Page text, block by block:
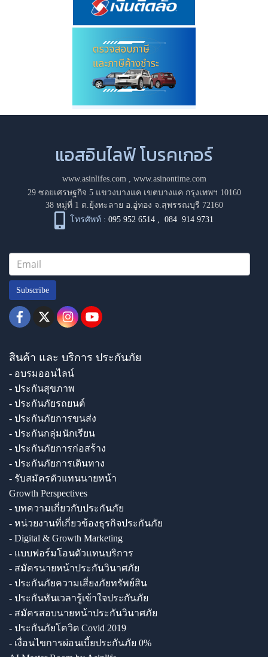
แอสอินไลฟ์ โบรคเกอร์
www.asinlifes.com, www.asinontime.com
29 ซอยเศรษฐกิจ 5 แขวงบางแค เขตบางแค กรุงเทพฯ 10160
38 หมู่ที่ 1 ต.ยุ้งทะลาย อ.อู่ทอง จ.สุพรรณบุรี 72160
โทรศัพท์ : 095 952 6514 ,084 914 9731
Subscribe
สินค้า และ บริการ ประกันภัย
- อบรมออนไลน์
- ประกันสุขภาพ
- ประกันภัยรถยนต์
- ประกันภัยการขนส่ง
- ประกันกลุ่มนักเรียน
- ประกันภัยการก่อสร้าง
- ประกันภัยการเดินทาง
- รับสมัครตัวแทนนายหน้า
Growth Perspectives
- บทความเกี่ยวกับประกันภัย
- หน่วยงานที่เกี่ยวข้องธุรกิจประกันภัย
- Digital & Growth Marketing
- แบบฟอร์มโอนตัวแทนบริการ
- สมัครนายหน้าประกันวินาศภัย
- ประกันภัยความเสี่ยงภัยทรัพย์สิน
- ประกันทันเวลารู้เข้าใจประกันภัย
- สมัครสอบนายหน้าประกันวินาศภัย
- ประกันภัยโควิด Covid 2019
- เงื่อนไขการผ่อนเบี้ยประกันภัย 0%